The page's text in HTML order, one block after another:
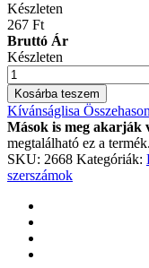
Készleten
267 Ft
Bruttó Ár
Készleten
Spakli
80mm
quantity
Kosárba teszem
Kívánságlisa
Mások is meg akarják
megtalálható ez a termék.
SKU: 2668 Kategóriák:
szerszámok